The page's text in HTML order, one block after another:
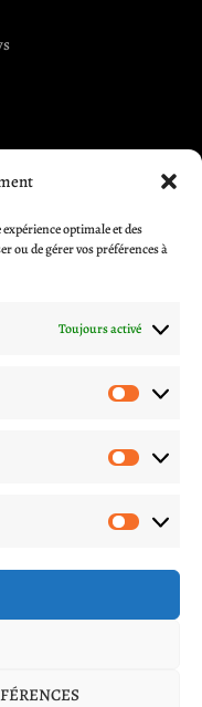
optimale et des
ou de gérer vos préférences à
Toujours activé
Site réalisé, propulsé et référencé